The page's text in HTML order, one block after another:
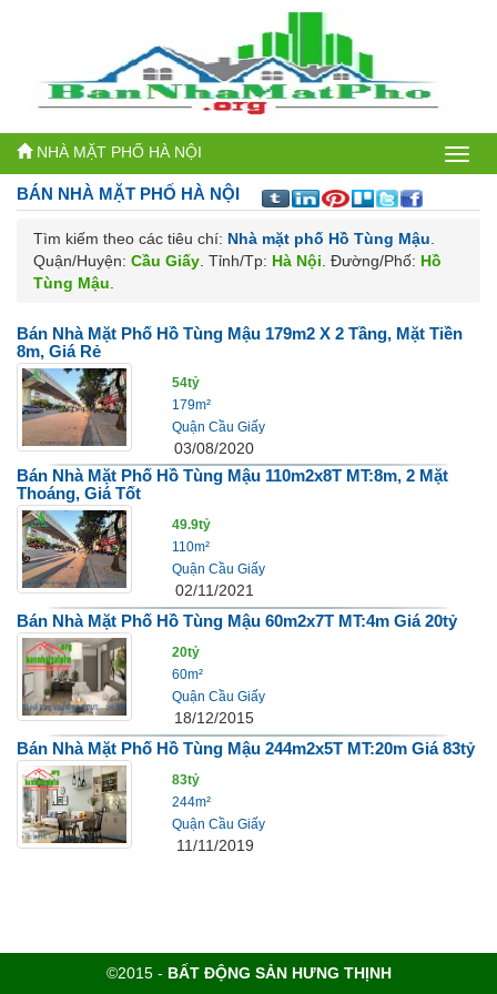
Bán
NHÀ MẶT PHỐ HÀ NỘI
BÁN NHÀ MẶT PHỐ HÀ NỘI
Tìm kiếm theo các tiêu chí: Nhà mặt phố Hồ Tùng Mậu
Quận/Huyện: Cầu Giấy . Tỉnh/Tp: Hà Nội . Đường/Phố: Hồ
Tùng Mậu
Bán Nhà Mặt Phố Hồ Tùng Mậu 179m2 X 2 Tầng, Mặt Tiền
8m, Giá Rẻ
54tỷ
179m²
Quận Cầu Giấy
03/08/2020
Bán Nhà Mặt Phố Hồ Tùng Mậu 110m2x8T MT:8m, 2 Mặt
Thoáng, Giá Tốt
49.9tỷ
110m²
Quận Cầu Giấy
02/11/2021
Bán Nhà Mặt Phố Hồ Tùng Mậu 60m2x7T MT:4m Giá 20tỷ
20tỷ
60m²
Quận Cầu Giấy
18/12/2015
Bán Nhà Mặt Phố Hồ Tùng Mậu 244m2x5T MT:20m Giá 83tỷ
83tỷ
244m²
Quận Cầu Giấy
11/11/2019
©2015 - BẤT ĐỘNG SẢN HƯNG THỊNH